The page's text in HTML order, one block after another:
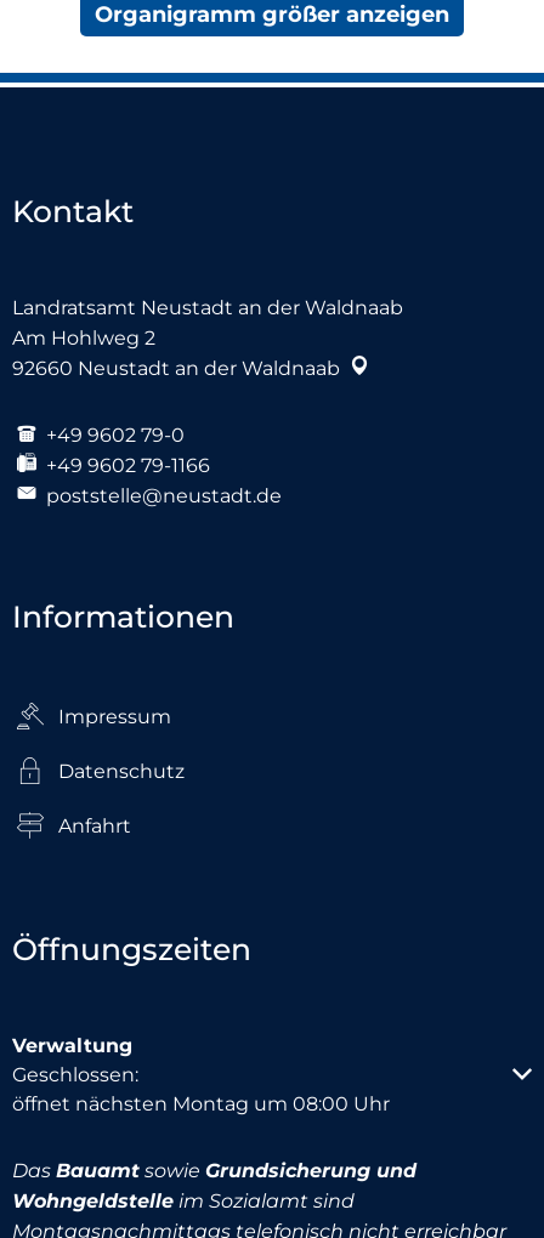
Organigramm größer anzeigen
Kontakt
Landratsamt Neustadt an der Waldnaab
Am Hohlweg 2
92660 Neustadt an der Waldnaab
+49 9602 79-0
+49 9602 79-1166
poststelle@neustadt.de
Informationen
Impressum
Datenschutz
Anfahrt
Öffnungszeiten
Verwaltung
Klicken, um weitere Öffnungs- oder Schließzeiten
Geschlossen:
öffnet nächsten Montag um 08:00 Uhr
Das Bauamt sowie Grundsicherung und
Wohngeldstelle im Sozialamt sind
Montagsnachmittags telefonisch nicht erreichbar